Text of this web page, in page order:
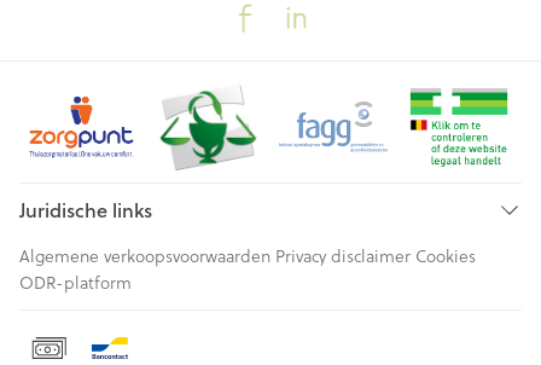
Juridische links
Algemene verkoopsvoorwaarden Privacy disclaimer Cookies
ODR-platform